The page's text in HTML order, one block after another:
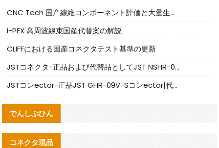
CNC Tech 国产線維コンポーネント評価と大量生産適合ガイド
I-PEX 高周波線束国産代替案の解説
CLIFFにおける国産コネクタテスト基準の更新
JSTコネクタ-正品および代替品としてJST NSHR-02V-Sコネクタを提供します
JSTコンector-正品JST GHR-09V-Sコンector|代替品提供
でんしぶひん
コネクタ現品